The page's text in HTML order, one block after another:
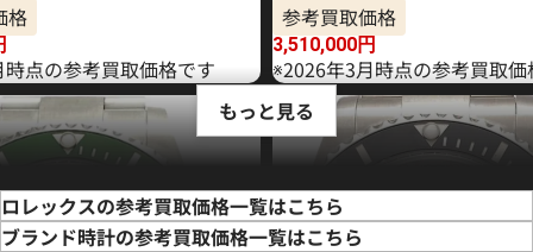
格
点の参考買取価格です
参考買取価格
3,510,000円
※2026年3月時点の参考買取価
もっと見る
ロレックスの参考買取価格一覧はこちら
ブランド時計の参考買取価格一覧はこちら